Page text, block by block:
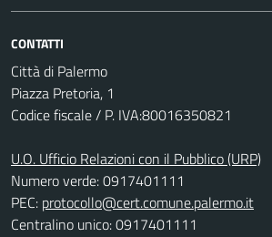
CONTATTI
Città di Palermo
Piazza Pretoria, 1
Codice fiscale / P. IVA:80016350821
U.O. Ufficio Relazioni con il Pubblico (URP)
Numero verde: 0917401111
PEC: protocollo@cert.comune.palermo.it
Centralino unico: 0917401111